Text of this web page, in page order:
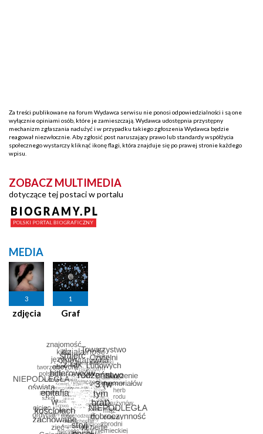
Za treści publikowane na forum Wydawca serwisu nie ponosi odpowiedzialności i są one
wyłącznie opiniami osób, które je zamieszczają. Wydawca udostępnia przystępny
mechanizm zgłaszania nadużyć i w przypadku takiego zgłoszenia Wydawca będzie
reagował niezwłocznie. Aby zgłosić post naruszający prawo lub standardy współżycia
społecznego wystarczy kliknąć ikonę flagi, która znajduje się po prawej stronie każdego
wpisu.
ZOBACZ MULTIMEDIA
dotyczące tej postaci w portalu
MEDIA
3
zdjęcia
1
Graf